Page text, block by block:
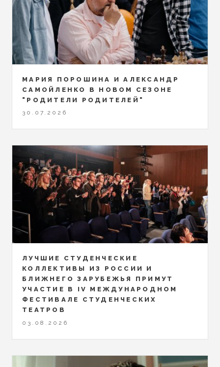
МАРИЯ ПОРОШИНА И АЛЕКСАНДР
САМОЙЛЕНКО В НОВОМ СЕЗОНЕ
"РОДИТЕЛИ РОДИТЕЛЕЙ"
30.07.2026
ЛУЧШИЕ СТУДЕНЧЕСКИЕ
КОЛЛЕКТИВЫ ИЗ РОССИИ И
БЛИЖНЕГО ЗАРУБЕЖЬЯ ПРИМУТ
УЧАСТИЕ В IV МЕЖДУНАРОДНОМ
ФЕСТИВАЛЕ СТУДЕНЧЕСКИХ
ТЕАТРОВ
03.08.2026